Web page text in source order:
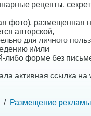
рецепты,
фото), размещенная
авторской,
для личного
и/или
либо форме без
активная ссылка на
/ Размещение рекламы